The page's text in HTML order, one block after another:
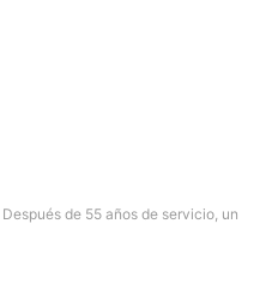
Después de 55 años de servicio, un